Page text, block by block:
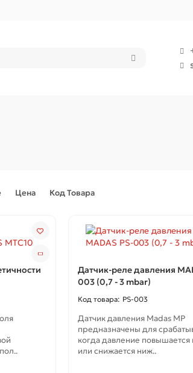
Цена Код Товара
Датчик-реле давления
003 (0,7 - 3 mbar)
PS-003
Датчик давления Madas МР
предназначены для
когда давление
или снижается ниж..